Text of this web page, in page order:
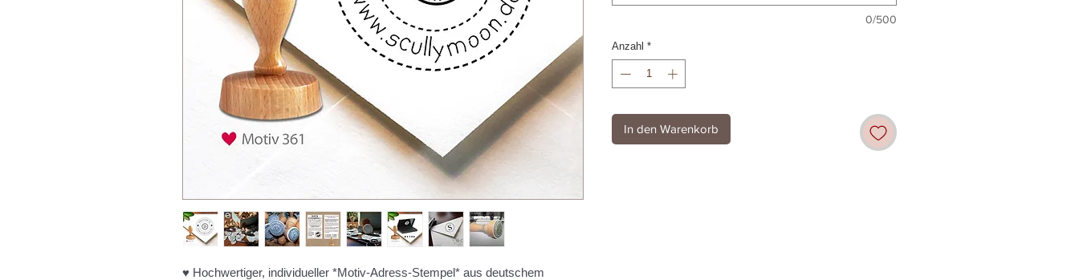
♥ Hochwertiger, individueller *Motiv-Adress-Stempel* aus deutschem
0/500
Anzahl *
In den Warenkorb